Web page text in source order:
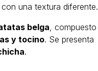
una textura diferente.
belga , compuesto
y tocino. Se presenta
.